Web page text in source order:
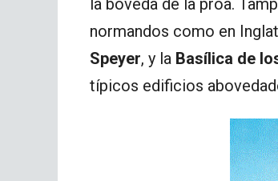
normandos como en
Speyer, y la Basílica de
típicos edificios